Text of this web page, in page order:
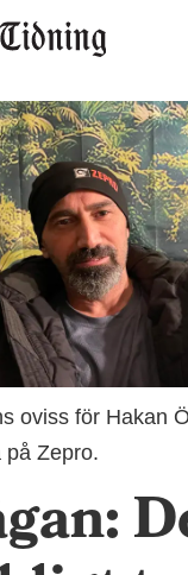
oviss för Hakan
på Zepro.